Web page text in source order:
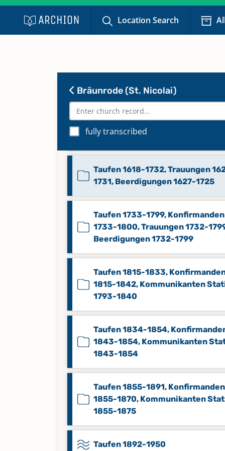
Location Search
Bräunrode (St. Nicolai)
fully transcribed
Taufregister
Keine verfügbaren Digitalisate
Beerdigungen 1846-1904
Beerdigungen 1905-1954
Taufen 1618-1732, Trauungen
1731, Beerdigungen 1627-1725
Taufen 1733-1799, Konfirmanden
1733-1800, Trauungen 1732-
Beerdigungen 1732-1799
Taufen 1815-1833,
1815-1842, Kommunikanten
1793-1840
Taufen 1834-1854,
1843-1854, Kommunikanten
1843-1854
Taufen 1855-1891, Konfirmanden
1855-1870, Kommunikanten
1855-1875
Taufen 1892-1950